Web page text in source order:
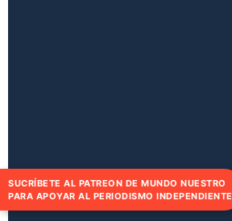
SUCRÍBETE AL PATREON DE MUNDO NUESTRO
PARA APOYAR AL PERIODISMO INDEPENDIENTE